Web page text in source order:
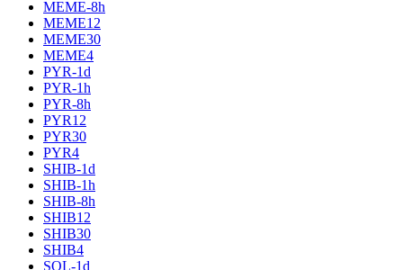
MEME-8h
MEME12
MEME30
MEME4
PYR-1d
PYR-1h
PYR-8h
PYR12
PYR30
PYR4
SHIB-1d
SHIB-1h
SHIB-8h
SHIB12
SHIB30
SHIB4
SOL-1d